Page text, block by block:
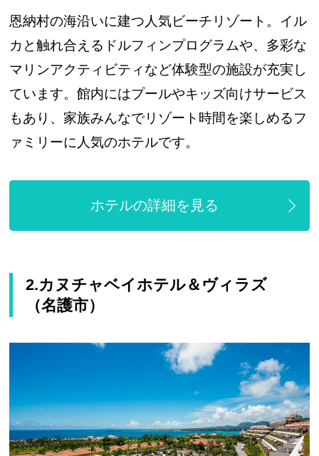
恩納村の海沿いに建つ人気ビーチリゾート。イル
カと触れ合えるドルフィンプログラムや、多彩な
マリンアクティビティなど体験型の施設が充実し
ています。館内にはプールやキッズ向けサービス
もあり、家族みんなでリゾート時間を楽しめるフ
ァミリーに人気のホテルです。
ホテルの詳細を見る
2.カヌチャベイホテル＆ヴィラズ
（名護市）